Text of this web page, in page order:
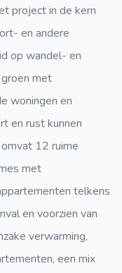
project in de kern
en andere
op wandel- en
met
woningen en
en rust kunnen
12 ruime
met
telkens
en voorzien van
verwarming,
een mix